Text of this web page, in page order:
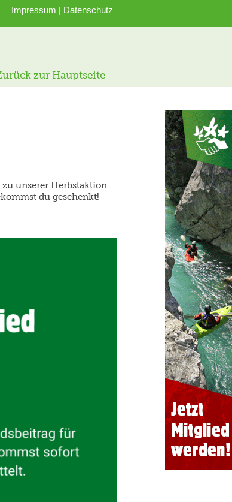
Impressum | Datenschutz
zur Hauptseite
unserer Herbstaktion
du geschenkt!